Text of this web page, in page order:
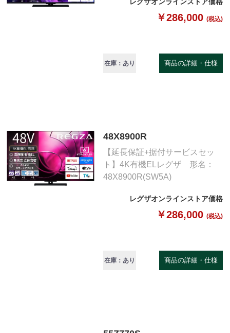
￥286,000 (税込)
在庫：あり 商品の詳細・仕様
48X8900R
【延長保証+据付サービスセッ
ト】4K有機ELレグザ 形名：
48X8900R(SW5A)
レグザオンラインストア価格
￥286,000 (税込)
在庫：あり 商品の詳細・仕様